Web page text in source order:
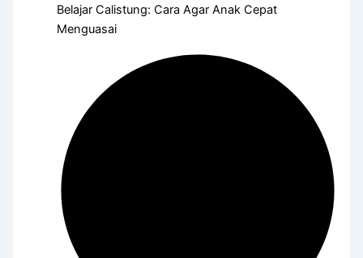
Belajar Calistung: Cara Agar Anak Cepat
Menguasai